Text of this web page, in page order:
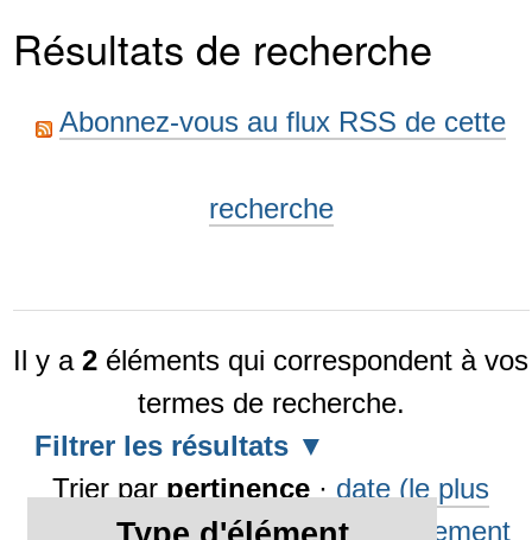
Résultats de recherche
Abonnez-vous au flux RSS de cette
recherche
Il y a2 éléments qui correspondent à vos
termes de recherche.
Filtrer les résultats
Trier par pertinence · date (le plus
récent en premier) · alphabétiquement